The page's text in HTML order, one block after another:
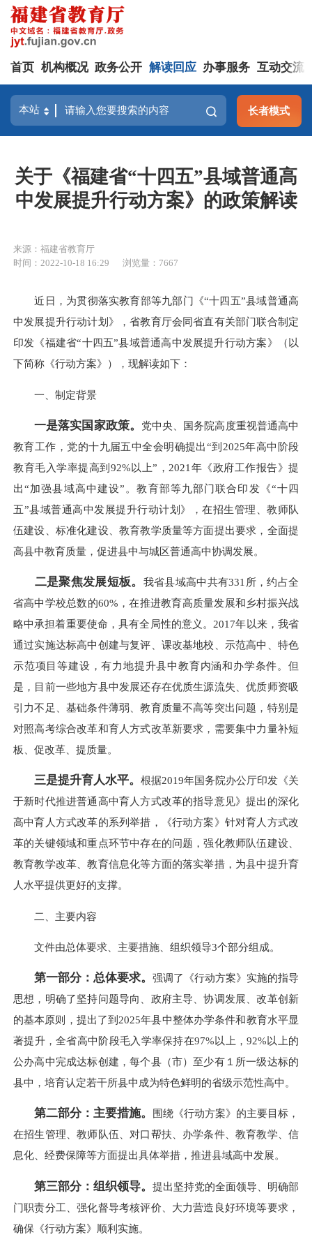
首页 机构概况 政务公开 解读回应 办事服务 互动交流
长者模式
关于《福建省“十四五”县域普通高
中发展提升行动方案》的政策解读
来源：福建省教育厅
时间：2022-10-18 16:29
浏览量：7667
近日，为贯彻落实教育部等九部门《“十四五”县域普通高
中发展提升行动计划》，省教育厅会同省直有关部门联合制定
印发《福建省“十四五”县域普通高中发展提升行动方案》（以
下简称《行动方案》），现解读如下：
一、制定背景
一是落实国家政策。
党中央、国务院高度重视普通高中
教育工作，党的十九届五中全会明确提出“到2025年高中阶段
教育毛入学率提高到92%以上”，2021年《政府工作报告》提
出“加强县域高中建设”。教育部等九部门联合印发《“十四
五”县域普通高中发展提升行动计划》，在招生管理、教师队
伍建设、标准化建设、教育教学质量等方面提出要求，全面提
高县中教育质量，促进县中与城区普通高中协调发展。
二是聚焦发展短板。 我省县域高中共有331所，约占全
省高中学校总数的60%，在推进教育高质量发展和乡村振兴战
略中承担着重要使命，具有全局性的意义。2017年以来，我省
通过实施达标高中创建与复评、课改基地校、示范高中、特色
示范项目等建设，有力地提升县中教育内涵和办学条件。但
是，目前一些地方县中发展还存在优质生源流失、优质师资吸
引力不足、基础条件薄弱、教育质量不高等突出问题，特别是
对照高考综合改革和育人方式改革新要求，需要集中力量补短
板、促改革、提质量。
三是提升育人水平。 根据2019年国务院办公厅印发《关
于新时代推进普通高中育人方式改革的指导意见》提出的深化
高中育人方式改革的系列举措，《行动方案》针对育人方式改
革的关键领域和重点环节中存在的问题，强化教师队伍建设、
教育教学改革、教育信息化等方面的落实举措，为县中提升育
人水平提供更好的支撑。
二、主要内容
文件由总体要求、主要措施、组织领导3个部分组成。
第一部分：总体要求。 强调了《行动方案》实施的指导
思想，明确了坚持问题导向、政府主导、协调发展、改革创新
的基本原则，提出了到2025年县中整体办学条件和教育水平显
著提升，全省高中阶段毛入学率保持在97%以上，92%以上的
公办高中完成达标创建，每个县（市）至少有１所一级达标的
县中，培育认定若干所县中成为特色鲜明的省级示范性高中。
第二部分：主要措施。
围绕《行动方案》的主要目标，
在招生管理、教师队伍、对口帮扶、办学条件、教育教学、信
息化、经费保障等方面提出具体举措，推进县域高中发展。
第三部分：组织领导。 提出坚持党的全面领导、明确部
门职责分工、强化督导考核评价、大力营造良好环境等要求，
确保《行动方案》顺利实施。